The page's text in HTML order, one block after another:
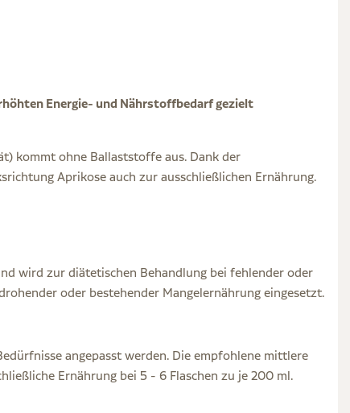
Energie- und Nährstoffbedarf gezielt
kommt ohne Ballaststoffe aus. Dank der
Aprikose auch zur ausschließlichen Ernährung.
wird zur diätetischen Behandlung bei fehlender oder
oder bestehender Mangelernährung eingesetzt.
angepasst werden. Die empfohlene mittlere
Ernährung bei 5 - 6 Flaschen zu je 200 ml.